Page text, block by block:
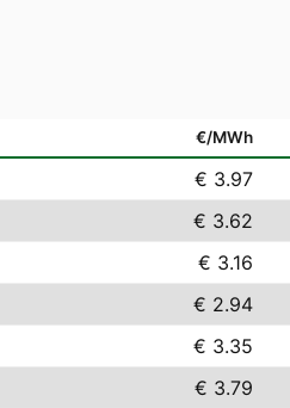
€/MWh
€ 3.97
€ 3.62
€ 3.16
€ 2.94
€ 3.35
€ 3.79